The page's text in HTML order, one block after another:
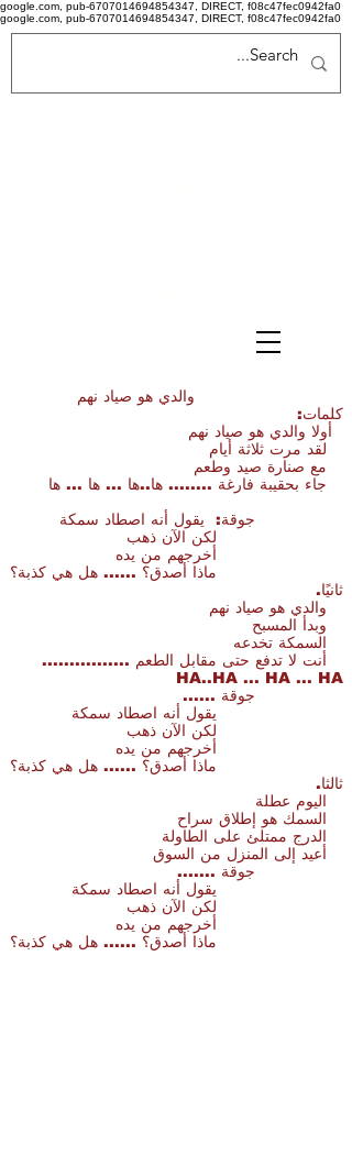
google.com, pub-6707014694854347, DIRECT, f08c47fec0942fa0
google.com, pub-6707014694854347, DIRECT, f08c47fec0942fa0
والدي هو صياد نهم
كلمات:
أولا والدي هو صياد نهم
لقد مرت ثلاثة أيام
مع صنارة صيد وطعم
جاء بحقيبة فارغة ........ ها..ها ... ها ... ها
جوقة:
يقول أنه اصطاد سمكة
لكن الآن ذهب
أخرجهم من يده
ماذا أصدق؟ ...... هل هي كذبة؟
ثانيًا.
والدي هو صياد نهم
وبدأ المسبح
السمكة تخدعه
أنت لا تدفع حتى مقابل الطعم ................
HA..HA ... HA ... HA
جوقة ......
يقول أنه اصطاد سمكة
لكن الآن ذهب
أخرجهم من يده
ماذا أصدق؟ ...... هل هي كذبة؟
ثالثا.
اليوم عطلة
السمك هو إطلاق سراح
الدرج ممتلئ على الطاولة
أعيد إلى المنزل من السوق
جوقة .......
يقول أنه اصطاد سمكة
لكن الآن ذهب
أخرجهم من يده
ماذا أصدق؟ ...... هل هي كذبة؟